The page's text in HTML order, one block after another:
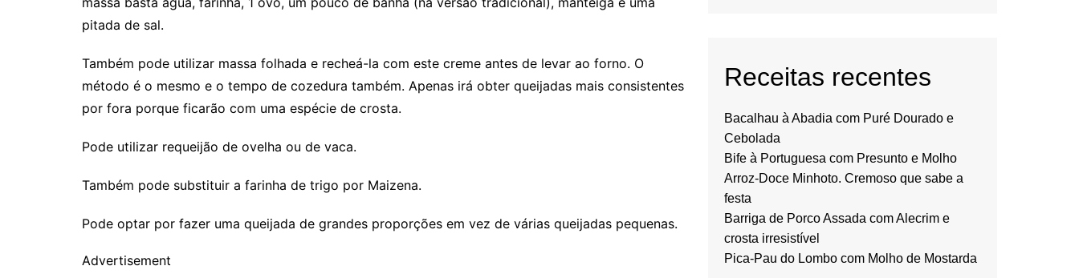
pitada de sal.
Também pode utilizar massa folhada e recheá-la com este creme antes de levar ao forno. O
método é o mesmo e o tempo de cozedura também. Apenas irá obter queijadas mais consistentes
por fora porque ficarão com uma espécie de crosta.
Pode utilizar requeijão de ovelha ou de vaca.
Também pode substituir a farinha de trigo por Maizena.
Pode optar por fazer uma queijada de grandes proporções em vez de várias queijadas pequenas.
Advertisement
Receitas recentes
Bacalhau à Abadia com Puré Dourado e
Cebolada
Bife à Portuguesa com Presunto e Molho
Arroz-Doce Minhoto. Cremoso que sabe a
festa
Barriga de Porco Assada com Alecrim e
crosta irresistível
Pica-Pau do Lombo com Molho de Mostarda